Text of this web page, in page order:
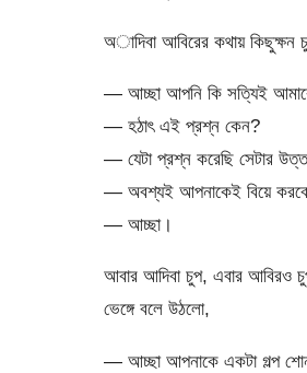
অাদিবা আবিরের কথায় কিছুক্ষন
— আচ্ছা আপনি কি সত্যিই
— হঠাৎ এই প্রশ্ন কেন?
— যেটা প্রশ্ন করেছি সেটার
— অবশ্যই আপনাকেই বিয়ে
— আচ্ছা।
আবার আদিবা চুপ, এবার আবিরও
ভেঙ্গে বলে উঠলো,
— আচ্ছা আপনাকে একটা গল্প